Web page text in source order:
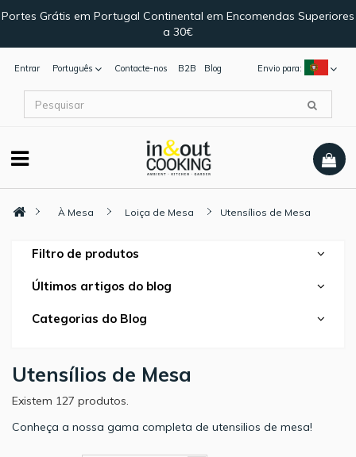
Portes Grátis em Portugal Continental em Encomendas Superiores
a 30€
Entrar Português Envio para:
Contacte-nos B2B Blog
À Mesa Loiça de Mesa Utensílios de Mesa
Filtro de produtos
Últimos artigos do blog
Categorias do Blog
Utensílios de Mesa
Existem 127 produtos.
Conheça a nossa gama completa de utensilios de mesa!